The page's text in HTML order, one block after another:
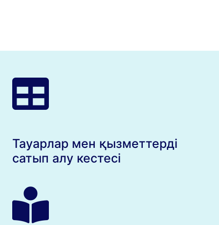
Тауарлар мен қызметтерді
сатып алу кестесі